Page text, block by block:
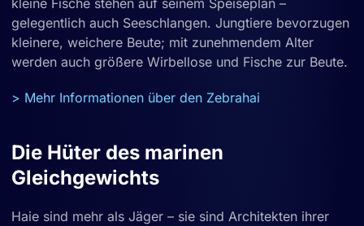
kleine Fische stehen auf seinem Speiseplan –
gelegentlich auch Seeschlangen. Jungtiere bevorzugen
kleinere, weichere Beute; mit zunehmendem Alter
werden auch größere Wirbellose und Fische zur Beute.
> Mehr Informationen über den Zebrahai
Die Hüter des marinen
Gleichgewichts
Haie sind mehr als Jäger – sie sind Architekten ihrer